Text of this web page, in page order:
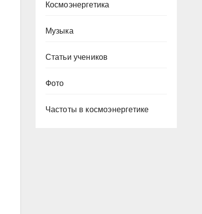
Космоэнергетика
Музыка
Статьи учеников
Фото
Частоты в космоэнергетике